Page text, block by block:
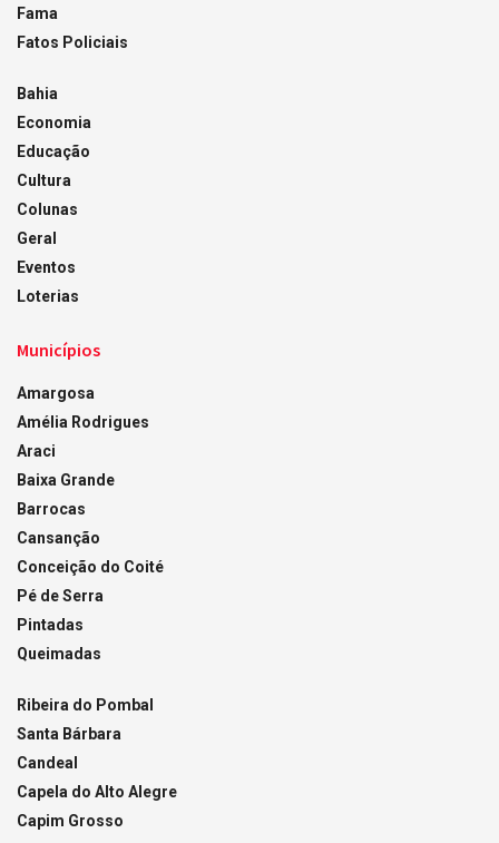
Fama
Fatos Policiais
Bahia
Economia
Educação
Cultura
Colunas
Geral
Eventos
Loterias
Municípios
Amargosa
Amélia Rodrigues
Araci
Baixa Grande
Barrocas
Cansanção
Conceição do Coité
Pé de Serra
Pintadas
Queimadas
Ribeira do Pombal
Santa Bárbara
Candeal
Capela do Alto Alegre
Capim Grosso